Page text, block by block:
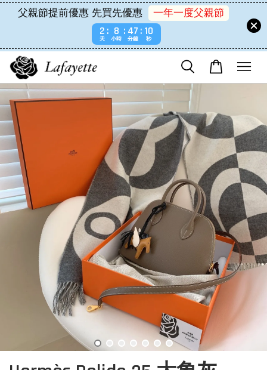
父親節提前優惠 先買先優惠
一年一度父親節
2
天
8
小時
47
分鐘
9
秒